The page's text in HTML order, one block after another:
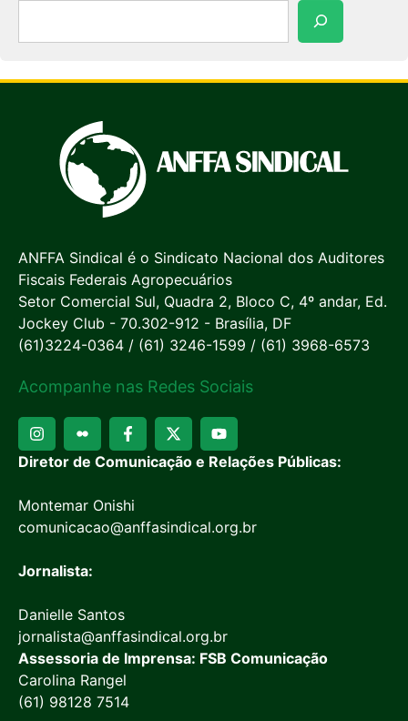
ANFFA Sindical é o Sindicato Nacional dos Auditores
Fiscais Federais Agropecuários
Setor Comercial Sul, Quadra 2, Bloco C, 4º andar, Ed.
Jockey Club - 70.302-912 - Brasília, DF
(61)3224-0364 / (61) 3246-1599 / (61) 3968-6573
Acompanhe nas Redes Sociais
Diretor de Comunicação e Relações Públicas:
Montemar Onishi
comunicacao@anffasindical.org.br
Jornalista:
Danielle Santos
jornalista@anffasindical.org.br
Assessoria de Imprensa: FSB Comunicação
Carolina Rangel
(61) 98128 7514